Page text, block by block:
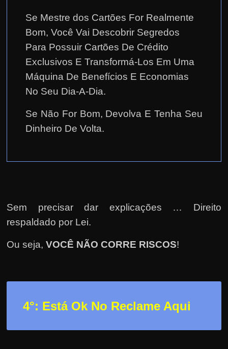
Se Mestre dos Cartões For Realmente
Bom, Você Vai Descobrir Segredos
Para Possuir Cartões De Crédito
Exclusivos E Transformá-Los Em Uma
Máquina De Benefícios E Economias
No Seu Dia-A-Dia.
Se Não For Bom, Devolva E Tenha Seu
Dinheiro De Volta.
Sem precisar dar explicações … Direito
respaldado por Lei.
Ou seja,VOCÊ NÃO CORRE RISCOS!
4°: Está Ok No Reclame Aqui